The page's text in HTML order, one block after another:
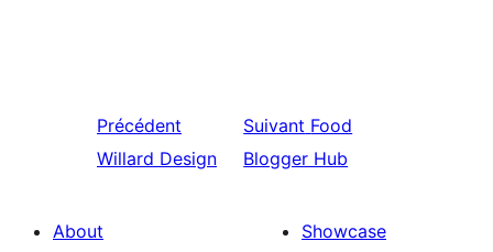
Précédent
Willard Design
Suivant Food
Blogger Hub
About
Showcase